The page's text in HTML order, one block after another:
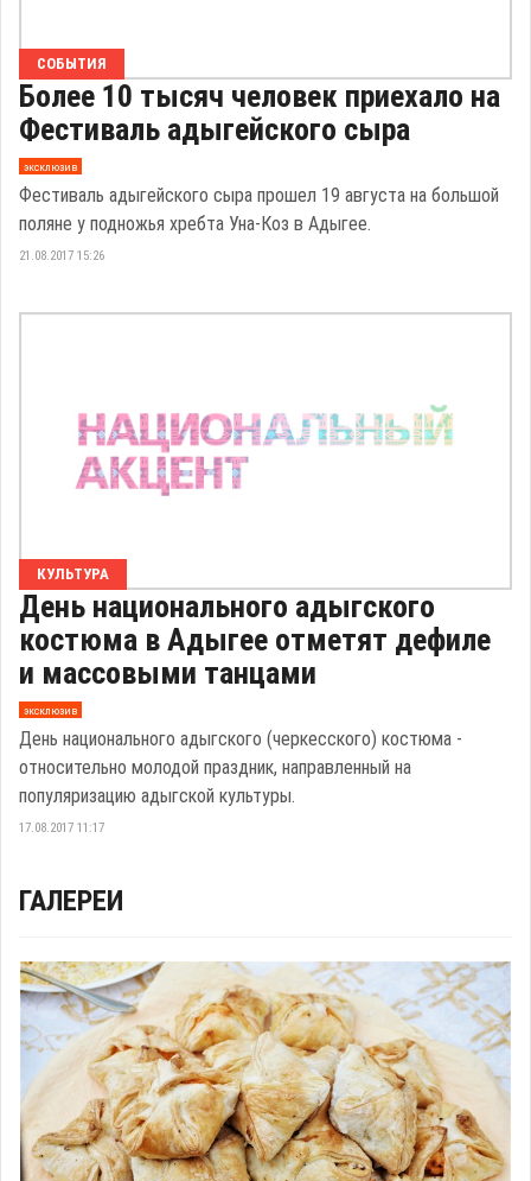
СОБЫТИЯ
Более 10 тысяч человек приехало на
Фестиваль адыгейского сыра
эксклюзив
Фестиваль адыгейского сыра прошел 19 августа на большой
поляне у подножья хребта Уна-Коз в Адыгее.
21.08.2017 15:26
КУЛЬТУРА
День национального адыгского
костюма в Адыгее отметят дефиле
и массовыми танцами
эксклюзив
День национального адыгского (черкесского) костюма -
относительно молодой праздник, направленный на
популяризацию адыгской культуры.
17.08.2017 11:17
ГАЛЕРЕИ